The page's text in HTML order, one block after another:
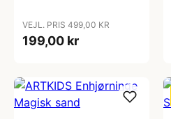
VEJL. PRIS 499,00 KR
199,00 kr